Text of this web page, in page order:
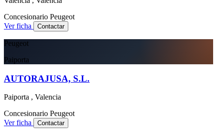
Concesionario Peugeot
Ver ficha
Contactar
Peugeot
Paiporta
AUTORAJUSA, S.L.
Paiporta , Valencia
Concesionario Peugeot
Ver ficha
Contactar